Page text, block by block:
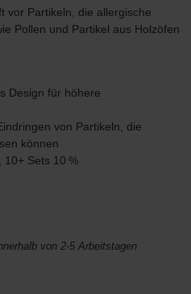
vor Partikeln, die allergische
Pollen und Partikel aus Holzöfen
Design für höhere
von Partikeln, die
können
10+ Sets 10 %
von 2-5 Arbeitstagen